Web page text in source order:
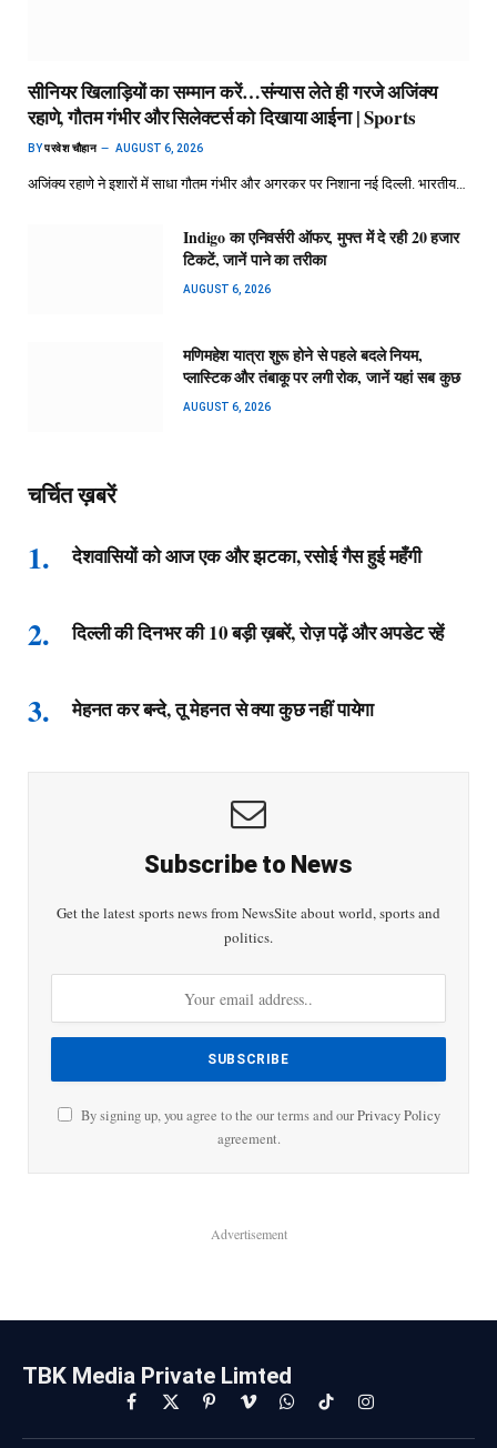
सीनियर खिलाड़ियों का सम्मान करें…संन्यास लेते ही गरजे अजिंक्य
रहाणे, गौतम गंभीर और सिलेक्टर्स को दिखाया आईना | Sports
BYपरवेश चौहान AUGUST 6, 2026
अजिंक्य रहाणे ने इशारों में साधा गौतम गंभीर और अगरकर पर निशाना नई दिल्ली. भारतीय…
Indigo का एनिवर्सरी ऑफर, मुफ्त में दे रही 20 हजार
टिकटें, जानें पाने का तरीका
AUGUST 6, 2026
मणिमहेश यात्रा शुरू होने से पहले बदले नियम,
प्लास्टिक और तंबाकू पर लगी रोक, जानें यहां सब कुछ
AUGUST 6, 2026
चर्चित ख़बरें
देशवासियों को आज एक और झटका, रसोई गैस हुई महँगी
दिल्ली की दिनभर की 10 बड़ी ख़बरें, रोज़ पढ़ें और अपडेट रहें
मेहनत कर बन्दे, तू मेहनत से क्या कुछ नहीं पायेगा
Subscribe to News
Get the latest sports news from NewsSite about world, sports and
politics.
By signing up, you agree to the our terms and ourPrivacy Policy
agreement.
Advertisement
TBK Media Private Limted
Facebook
X
(Twitter)
PinterestVimeoWhatsAppTikTokInstagram